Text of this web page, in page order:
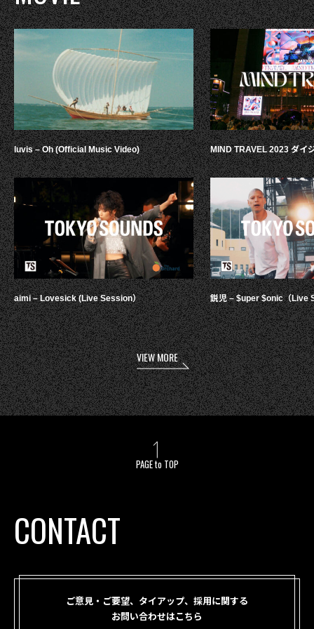
luvis – Oh (Official Music Video)
aimi – Lovesick (Live Session）
MIND TRAVEL 2023 ダイ
鋭児 – $uper $onic（Live
VIEW MORE
PAGE to TOP
CONTACT
ご意見・ご要望、タイアップ、採用に関する
お問い合わせはこちら